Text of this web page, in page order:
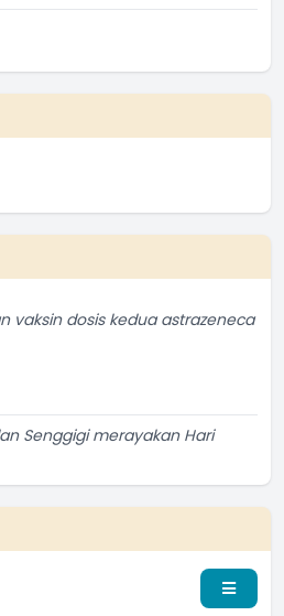
Senggigi merayakan Hari